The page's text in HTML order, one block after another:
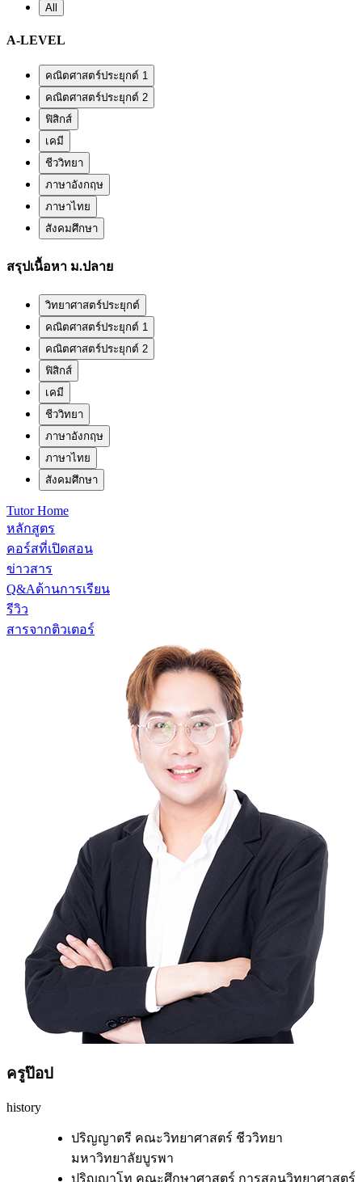
All
A-LEVEL
คณิตศาสตร์ประยุกต์ 1
คณิตศาสตร์ประยุกต์ 2
ฟิสิกส์
เคมี
ชีววิทยา
ภาษาอังกฤษ
ภาษาไทย
สังคมศึกษา
สรุปเนื้อหา ม.ปลาย
วิทยาศาสตร์ประยุกต์
คณิตศาสตร์ประยุกต์ 1
คณิตศาสตร์ประยุกต์ 2
ฟิสิกส์
เคมี
ชีววิทยา
ภาษาอังกฤษ
ภาษาไทย
สังคมศึกษา
Tutor Home
หลักสูตร
คอร์สที่เปิดสอน
ข่าวสาร
Q&Aด้านการเรียน
รีวิว
สารจากติวเตอร์
ครูป๊อป
history
ปริญญาตรี คณะวิทยาศาสตร์ ชีววิทยา
มหาวิทยาลัยบูรพา
ปริญญาโท คณะศึกษาศาสตร์ การสอนวิทยาศาสตร์